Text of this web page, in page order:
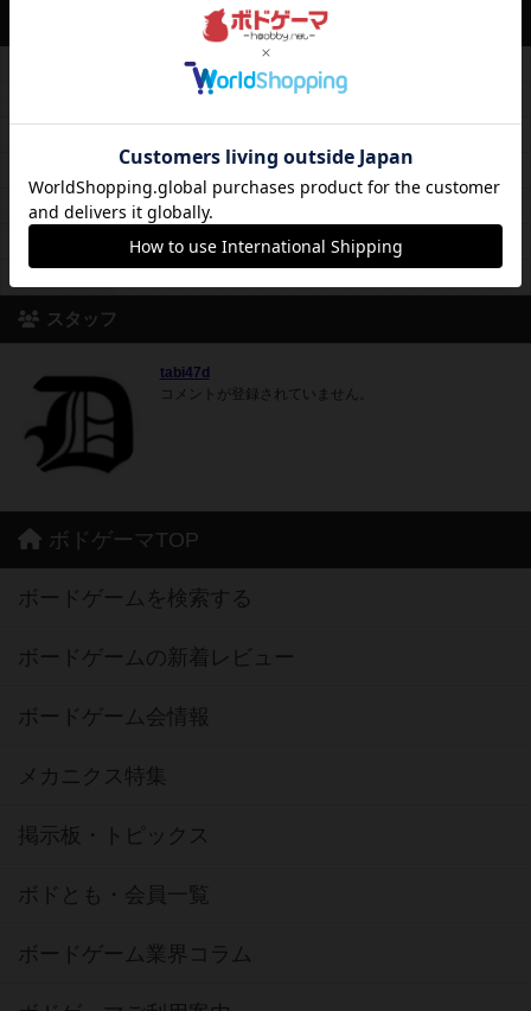
平均2000円前後
チャージ500円＋飲食代～.
木曜日
24:00ノーゲストクローズ
スタッフ
tabi47d
コメントが登録されていません。
ボドゲーマTOP
ボードゲームを検索する
ボードゲームの新着レビュー
ボードゲーム会情報
メカニクス特集
掲示板・トピックス
ボドとも・会員一覧
ボードゲーム業界コラム